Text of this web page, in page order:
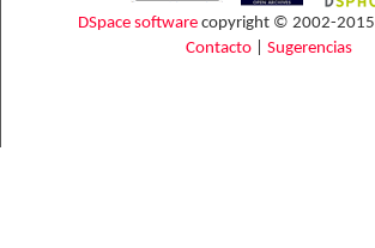
DSpace software copyright © 2002-2015
Contacto| Sugerencias